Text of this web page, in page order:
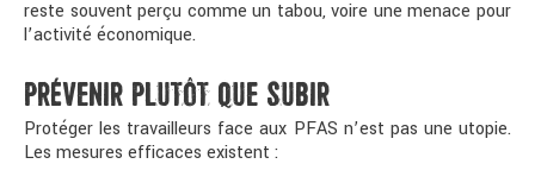
reste souvent perçu comme un tabou, voire une menace pour
l’activité économique.
PRÉVENIR PLUTÔT QUE SUBIR
Protéger les travailleurs face aux PFAS n’est pas une utopie.
Les mesures efficaces existent :